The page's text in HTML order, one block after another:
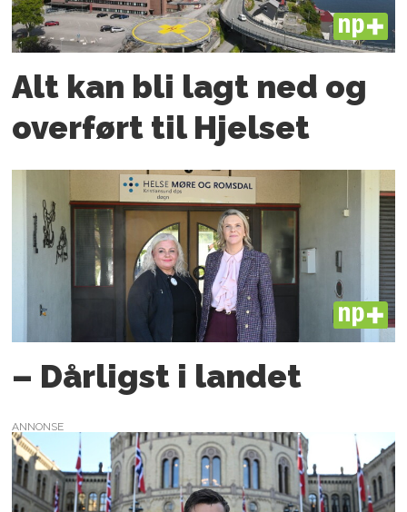
PLUS
Alt kan bli lagt ned og
overført til Hjelset
PLUS
– Dårligst i landet
ANNONSE